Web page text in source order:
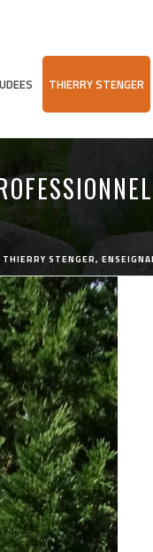
THIERRY STENGER
THIERRY STENGER,